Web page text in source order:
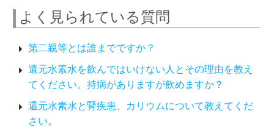
よく見られている質問
第二親等とは誰までですか？
還元水素水を飲んではいけない人とその理由を教え
てください。持病がありますが飲めますか？
還元水素水と腎疾患、カリウムについて教えてくだ
さい。